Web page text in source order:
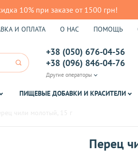
10% при заказе от 1500 грн!
И ОПЛАТА О НАС ПОМОЩЬ
+38 (050) 676-04-56
+38 (096) 846-04-76
Другие операторы
ПИЩЕВЫЕ ДОБАВКИ И КРАСИТЕЛИ
Перец